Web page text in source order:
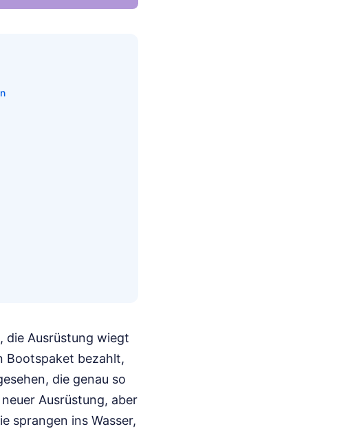
die Ausrüstung wiegt
Bootspaket bezahlt,
die genau so
Ausrüstung, aber
sprangen ins Wasser,